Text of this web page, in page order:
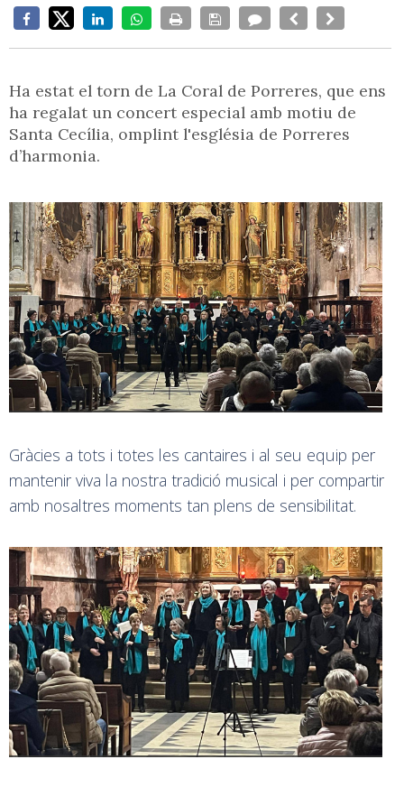
Ha estat el torn de La Coral de Porreres, que ens
ha regalat un concert especial amb motiu de
Santa Cecília, omplint l'església de Porreres
d’harmonia.
Gràcies a tots i totes les cantaires i al seu equip per
mantenir viva la nostra tradició musical i per compartir
amb nosaltres moments tan plens de sensibilitat.